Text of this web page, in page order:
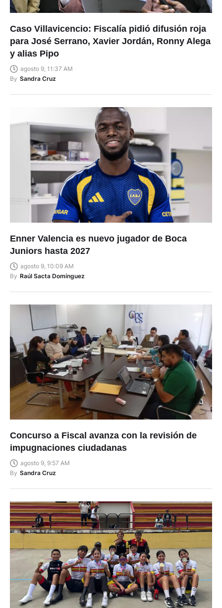
Caso Villavicencio: Fiscalía pidió difusión roja
para José Serrano, Xavier Jordán, Ronny Alega
y alias Pipo
agosto 9, 11:37 AM
By Sandra Cruz
Enner Valencia es nuevo jugador de Boca
Juniors hasta 2027
agosto 9, 10:09 AM
By Raúl Sacta Domínguez
Concurso a Fiscal avanza con la revisión de
impugnaciones ciudadanas
agosto 9, 9:57 AM
By Sandra Cruz